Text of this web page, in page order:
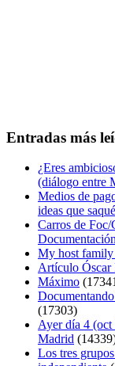
Entradas más
¿Eres
(diálogo entre
Medios de
ideas que
Carros de
My host
Artículo
Máximo
(17303)
Ayer día 4 (oct
Madrid
Los tres